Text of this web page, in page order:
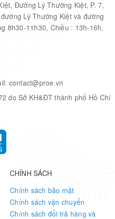
Đường Lý Thường Kiệt, P. 7,
Lý Thường Kiệt và đường
8h30-11h30, Chiều : 13h-16h,
contact@proe.vn
do Sở KH&ĐT thành phố Hồ Chí
CHÍNH SÁCH
Chính sách bảo mật
Chính sách vận chuyển
Chính sách đổi trả hàng và